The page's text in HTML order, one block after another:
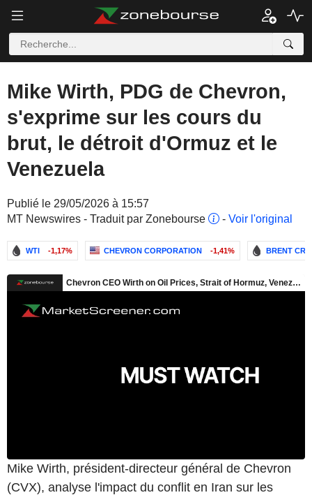
Mike Wirth, PDG de Chevron,
s'exprime sur les cours du
brut, le détroit d'Ormuz et le
Venezuela
Publié le 29/05/2026 à 15:57
MT Newswires - Traduit par Zonebourse
- Voir l'original
WTI -1,17% CHEVRON CORPORATION -1,41% BRENT
Mike Wirth, président-directeur général de Chevron
(CVX), analyse l'impact du conflit en Iran sur les